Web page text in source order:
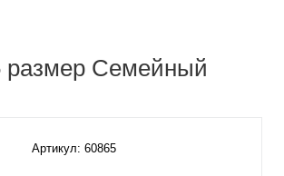
размер Семейный
Артикул: 60865